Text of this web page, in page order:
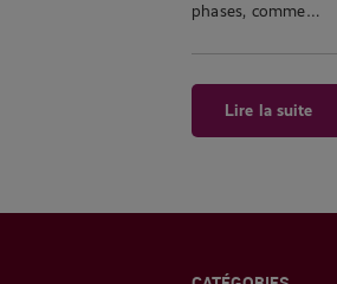
phases, comme…
Lire la suite